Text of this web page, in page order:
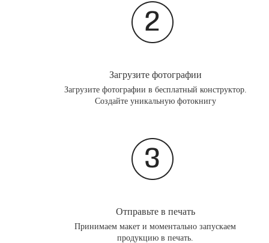
Загрузите фотографии
Загрузите фотографии в бесплатный конструктор.
Создайте уникальную фотокнигу
Отправьте в печать
Принимаем макет и моментально запускаем
продукцию в печать.